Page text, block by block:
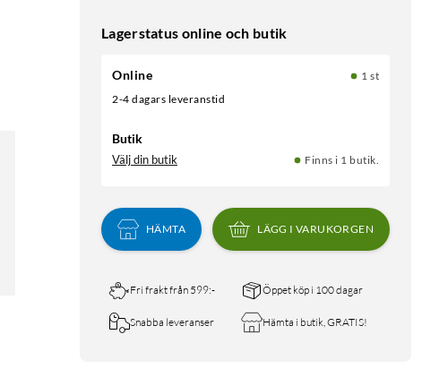
Lagerstatus online och butik
Online
1 st
2-4 dagars leveranstid
Butik
Välj din butik Finns i 1 butik.
HÄMTA LÄGG I VARUKORGEN
Fri frakt från 599:- Öppet köp i 100 dagar
Snabba leveranser Hämta i butik, GRATIS!